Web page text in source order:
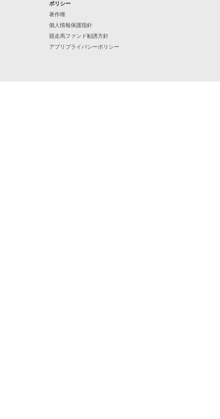
ポリシー
著作権
個人情報保護指針
競走馬ファンド勧誘方針
アプリプライバシーポリシー